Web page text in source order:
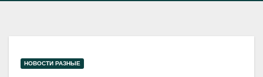
НОВОСТИ РАЗНЫЕ